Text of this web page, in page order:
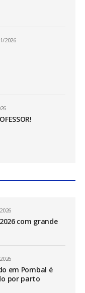
2026
com grande
em Pombal é
por parto